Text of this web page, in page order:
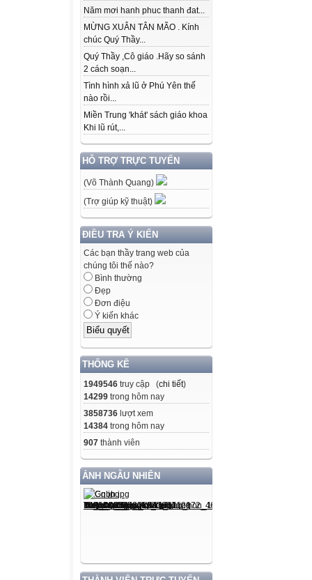
Năm mơi hanh phuc thanh đat...
MỪNG XUÂN TÂN MÃO . Kính
chúc Quý Thầy...
Quý Thầy ,Cô giáo .Hãy so sánh
2 cách soạn...
Tình hình xả lũ ở Phú Yên thế
nào rồi...
Miền Trung 'khát' sách giáo khoa
Khi lũ rút,...
HỖ TRỢ TRỰC TUYẾN
(Võ Thành Quang)
(Trợ giúp kỹ thuật)
ĐIỀU TRA Ý KIẾN
Các bạn thầy trang web của
chúng tôi thế nào?
Bình thường
Đẹp
Đơn điệu
Ý kiến khác
THỐNG KÊ
1949546 truy cập (chi tiết)
14299 trong hôm nay
3858736 lượt xem
14384 trong hôm nay
907 thành viên
ẢNH NGẪU NHIÊN